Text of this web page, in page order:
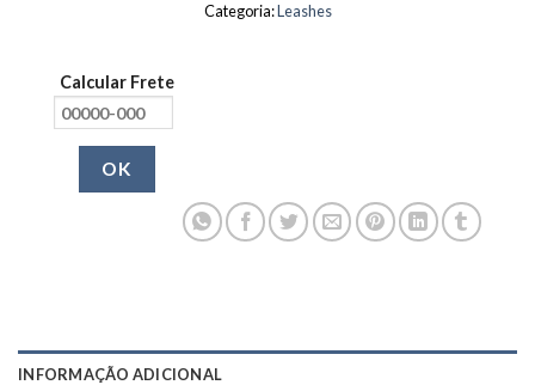
Categoria:Leashes
Calcular Frete
OK
INFORMAÇÃO ADICIONAL